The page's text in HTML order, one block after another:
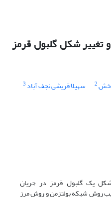
شکل گلبول قرمز
2 سهیلا قریشی نجف آباد 3
یک گلبول قرمز در جریان
روش شبکه بولتزمن و روش مرز